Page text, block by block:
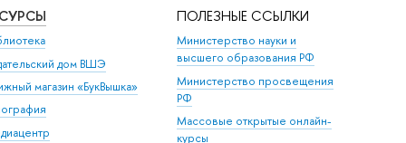
дом ВШЭ
магазин «БукВышка»
ПОЛЕЗНЫЕ ССЫЛКИ
Министерство науки и
высшего образования РФ
Министерство просвещения
РФ
Массовые открытые онлайн-
курсы